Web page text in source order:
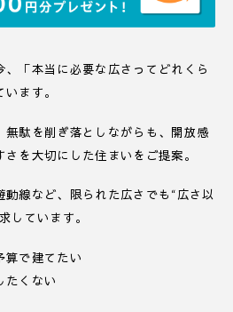
「本当に必要な広さってどれくら
ます。
無駄を削ぎ落としながらも、開放感
を大切にした住まいをご提案。
線など、限られた広さでも“広さ以
しています。
算で建てたい
たくない